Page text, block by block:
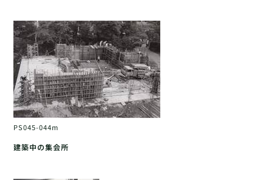
PS045-044m
建築中の集会所